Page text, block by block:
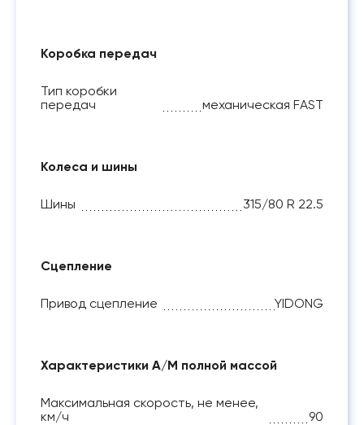
Коробка передач
Тип коробки
передач
механическая FAST
Колеса и шины
Шины 315/80 R 22.5
Сцепление
Привод сцепление YIDONG
Характеристики А/М полной массой
Максимальная скорость, не менее,
км/ч
90